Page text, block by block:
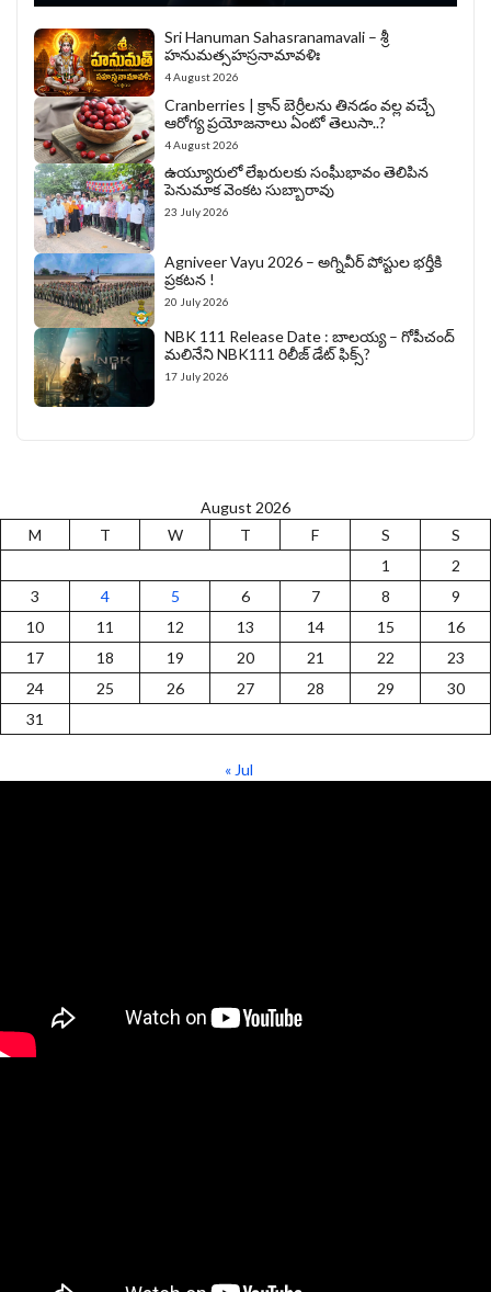
Sri Hanuman Sahasranamavali – శ్రీ
హనుమత్సహస్రనామావళిః
4 August 2026
Cranberries | క్రాన్ బెర్రీల‌ను తిన‌డం వ‌ల్ల వచ్చే
ఆరోగ్య ప్రయోజనాలు ఏంటో తెలుసా..?
4 August 2026
ఉయ్యూరులో లేఖరులకు సంఘీభావం తెలిపిన
పెనుమాక వెంకట సుబ్బారావు
23 July 2026
Agniveer Vayu 2026 – అగ్నివీర్‌ పోస్టుల భర్తీకి
ప్రకటన !
20 July 2026
NBK 111 Release Date : బాలయ్య – గోపీచంద్
మలినేని NBK111 రిలీజ్ డేట్ ఫిక్స్?
17 July 2026
August 2026
M
T W T F S
S
1
2
3
4 5 6 7 8
9
10
11 12 13 14 15
16
17
18 19 20 21 22
23
24
25 26 27 28 29
30
31
« Jul